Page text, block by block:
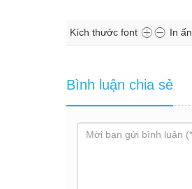
Kích thước font In ấn
Bình luận chia sẻ